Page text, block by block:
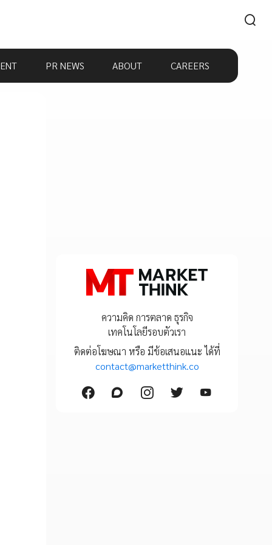
PR NEWS ABOUT CAREERS
ความคิด การตลาด ธุรกิจ
เทคโนโลยีรอบตัวเรา
ติดต่อโฆษณา หรือ มีข้อเสนอแนะ ได้ที่
contact@marketthink.co